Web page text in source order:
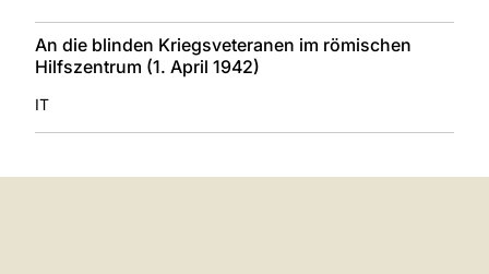
An die blinden Kriegsveteranen im römischen
Hilfszentrum (1. April 1942)
IT